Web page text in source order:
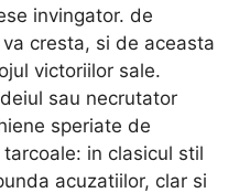
invingator. de
cresta, si de aceasta
victoriilor sale.
sau necrutator
speriate de
in clasicul stil
acuzatiilor, clar si